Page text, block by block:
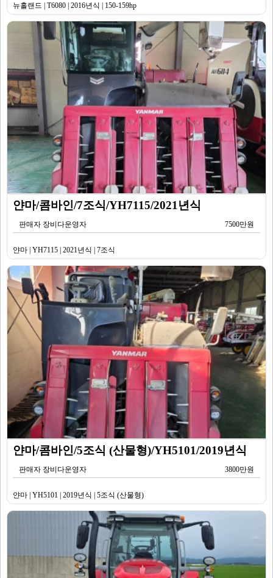
뉴홀랜드 | T6080 | 2016년식 | 150-159hp
얀마/콤바인/7조식/YH7115/2021년식
판매자 장비다운영자 7500만원
얀마 | YH7115 | 2021년식 | 7조식
얀마/콤바인/5조식 (산물형)/YH5101/2019년식
판매자 장비다운영자 3800만원
얀마 | YH5101 | 2019년식 | 5조식 (산물형)